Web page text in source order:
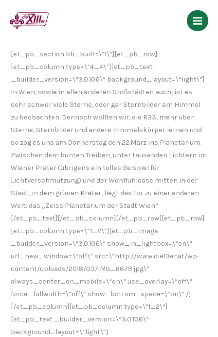
Inhalt
springen
R33: Reise zu den Sternen
[et_pb_section bb_built=\“1\“][et_pb_row]
[et_pb_column type=\“4_4\“][et_pb_text
_builder_version=\“3.0.106\“ background_layout=\“light\“]
In Wien, sowie in allen anderen Großstädten auch, ist es
sehr schwer viele Sterne, oder gar Sternbilder am Himmel
zu beobachten. Dennoch wollten wir, die R33, mehr über
Sterne, Sternbilder und andere Himmelskörper lernen und
so zog es uns am Donnerstag den 22.März ins Planetarium.
Zwischen dem bunten Treiben, unter tausenden Lichtern im
Wiener Prater (übrigens ein tolles Beispiel für
Lichtverschmutzung) und der Wohlfühloase mitten in der
Stadt, in dem grünen Prater, liegt das Tor zu einer anderen
Welt: das „Zeiss Planetarium der Stadt Wien“.
[/et_pb_text][/et_pb_column][/et_pb_row][et_pb_row]
[et_pb_column type=\“1_2\“][et_pb_image
_builder_version=\“3.0.106\“ show_in_lightbox=\“on\“
url_new_window=\“off\“ src=\“http://www.die13er.at/wp-
content/uploads/2018/03/IMG_6679.jpg\“
always_center_on_mobile=\“on\“ use_overlay=\“off\“
force_fullwidth=\“off\“ show_bottom_space=\“on\“ /]
[/et_pb_column][et_pb_column type=\“1_2\“]
[et_pb_text _builder_version=\“3.0.106\“
background_layout=\“light\“]